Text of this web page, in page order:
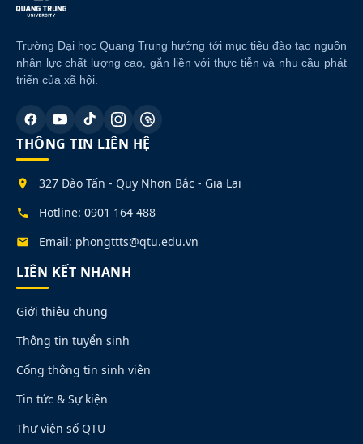
Trường Đại học Quang Trung hướng tới mục tiêu đào tạo nguồn
nhân lực chất lượng cao, gắn liền với thực tiễn và nhu cầu phát
triển của xã hội.
THÔNG TIN LIÊN HỆ
327 Đào Tấn - Quy Nhơn Bắc - Gia Lai
Hotline: 0901 164 488
Email: phongttts@qtu.edu.vn
LIÊN KẾT NHANH
Giới thiệu chung
Thông tin tuyển sinh
Cổng thông tin sinh viên
Tin tức & Sự kiện
Thư viện số QTU